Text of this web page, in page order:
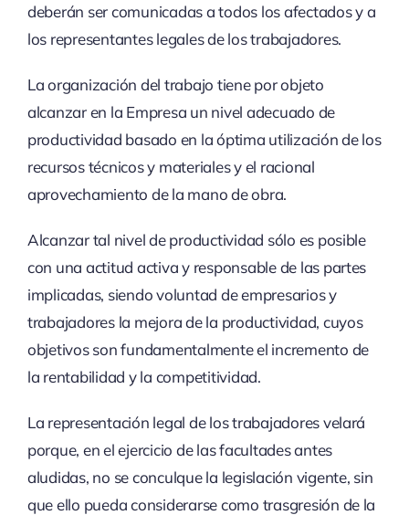
deberán ser comunicadas a todos los afectados y a
los representantes legales de los trabajadores.
La organización del trabajo tiene por objeto
alcanzar en la Empresa un nivel adecuado de
productividad basado en la óptima utilización de los
recursos técnicos y materiales y el racional
aprovechamiento de la mano de obra.
Alcanzar tal nivel de productividad sólo es posible
con una actitud activa y responsable de las partes
implicadas, siendo voluntad de empresarios y
trabajadores la mejora de la productividad, cuyos
objetivos son fundamentalmente el incremento de
la rentabilidad y la competitividad.
La representación legal de los trabajadores velará
porque, en el ejercicio de las facultades antes
aludidas, no se conculque la legislación vigente, sin
que ello pueda considerarse como trasgresión de la